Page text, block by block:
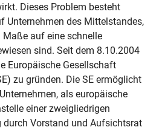
Dieses Problem besteht
Unternehmen des Mittelstandes,
auf eine schnelle
sind. Seit dem 8.10.2004
Europäische Gesellschaft
zu gründen. Die SE ermöglicht
als europäische
einer zweigliedrigen
durch Vorstand und Aufsichtsrat